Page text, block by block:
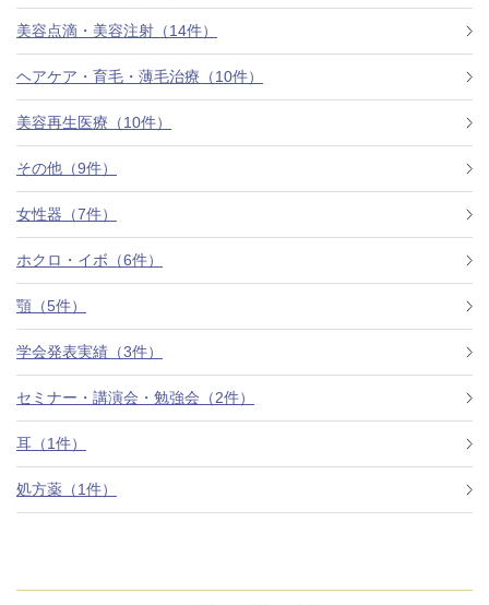
アクセス
西梅田から徒歩2分
ついて
よくあるご質問
美容ブログ
美容点滴・美容注射（14件）
ヘアケア・育毛・薄毛治療（10件）
美容再生医療（10件）
その他（9件）
女性器（7件）
ホクロ・イボ（6件）
顎（5件）
学会発表実績（3件）
セミナー・講演会・勉強会（2件）
耳（1件）
処方薬（1件）